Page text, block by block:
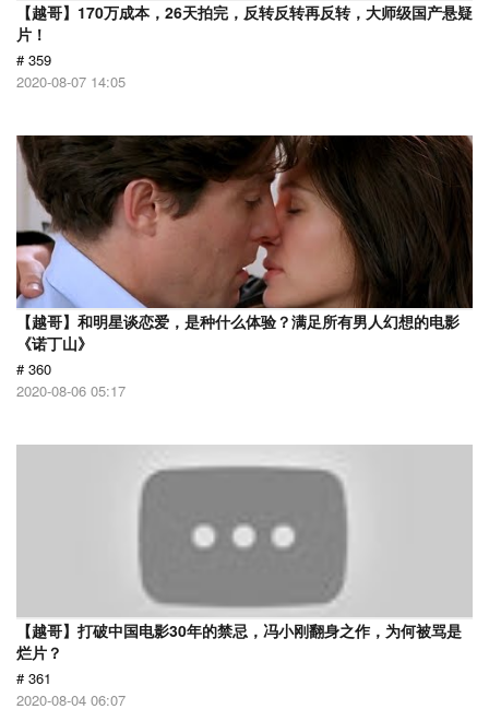
【越哥】170万成本，26天拍完，反转反转再反转，大师级国产悬疑
片！
# 359
2020-08-07 14:05
【越哥】和明星谈恋爱，是种什么体验？满足所有男人幻想的电影
《诺丁山》
# 360
2020-08-06 05:17
【越哥】打破中国电影30年的禁忌，冯小刚翻身之作，为何被骂是
烂片？
# 361
2020-08-04 06:07